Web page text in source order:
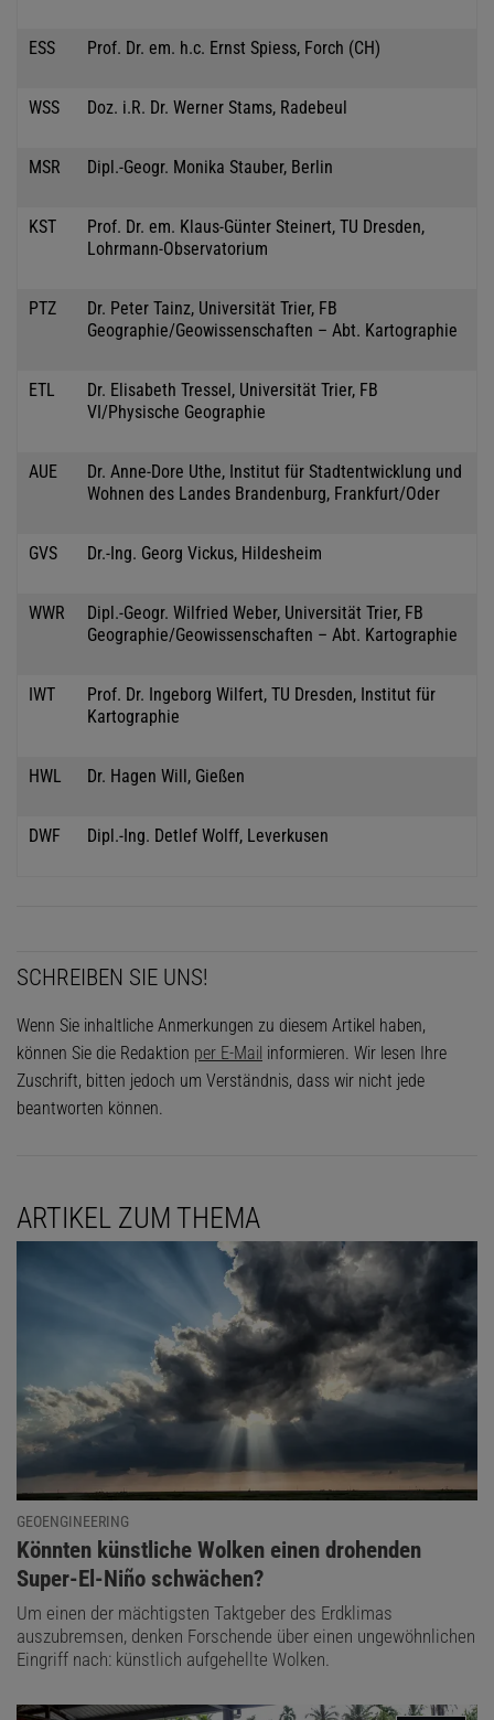
ESS Prof. Dr. em. h.c. Ernst Spiess, Forch (CH)
WSS Doz. i.R. Dr. Werner Stams, Radebeul
MSR Dipl.-Geogr. Monika Stauber, Berlin
KST
Prof. Dr. em. Klaus-Günter Steinert, TU Dresden,
Lohrmann-Observatorium
PTZ
Dr. Peter Tainz, Universität Trier, FB
Geographie/Geowissenschaften – Abt. Kartographie
ETL
Dr. Elisabeth Tressel, Universität Trier, FB
VI/Physische Geographie
AUE
Dr. Anne-Dore Uthe, Institut für Stadtentwicklung und
Wohnen des Landes Brandenburg, Frankfurt/Oder
GVS Dr.-Ing. Georg Vickus, Hildesheim
WWR
Dipl.-Geogr. Wilfried Weber, Universität Trier, FB
Geographie/Geowissenschaften – Abt. Kartographie
IWT
Prof. Dr. Ingeborg Wilfert, TU Dresden, Institut für
Kartographie
HWL Dr. Hagen Will, Gießen
DWF Dipl.-Ing. Detlef Wolff, Leverkusen
SCHREIBEN SIE UNS!
Wenn Sie inhaltliche Anmerkungen zu diesem Artikel haben,
können Sie die Redaktion per E-Mail informieren. Wir lesen Ihre
Zuschrift, bitten jedoch um Verständnis, dass wir nicht jede
beantworten können.
ARTIKEL ZUM THEMA
GEOENGINEERING
:
Könnten künstliche Wolken einen drohenden
Super-El-Niño schwächen?
Um einen der mächtigsten Taktgeber des Erdklimas
auszubremsen, denken Forschende über einen ungewöhnlichen
Eingriff nach: künstlich aufgehellte Wolken.